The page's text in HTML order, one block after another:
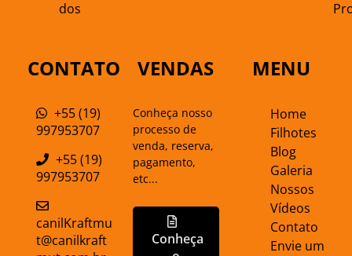
dos
CONTATO
+55 (19)
997953707
+55 (19)
997953707
canilKraftmu
t@canilkraft
VENDAS
Conheça nosso
processo de
venda, reserva,
pagamento,
etc...
Conheça
MENU
Home
Filhotes
Blog
Galeria
Nossos
Vídeos
Contato
Envie um